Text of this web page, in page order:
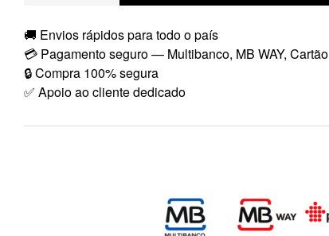
🚚 Envios rápidos para todo o país
💳 Pagamento seguro — Multibanco, MB WAY, Cartão
🔒 Compra 100% segura
✅ Apoio ao cliente dedicado